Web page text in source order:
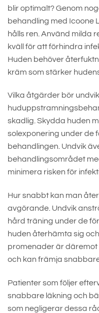
blir optimalt? Genom
behandling med Icoone
hålls ren. Använd milda
kväll för att förhindra
Huden behöver
kräm som stärker
Vilka åtgärder bör
skadlig. Skydda huden
solexponering under de
behandlingen. Undvik
behandlingsområdet
minimera risken för
Hur snabbt kan man
avgörande. Undvik
hård träning under de
huden återhämta sig
promenader är
och kan främja
Patienter som följer
snabbare läkning och
som negligerar dessa